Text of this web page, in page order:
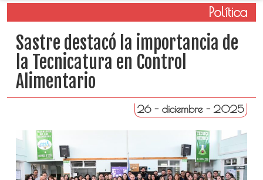
Política
Sastre destacó la importancia de
la Tecnicatura en Control
Alimentario
26 - diciembre - 2025